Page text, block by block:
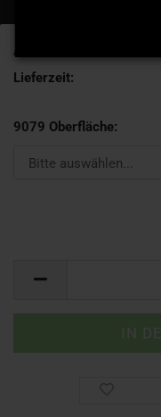
Art.Nr.:
Lieferzeit:
9079 Oberfläche: